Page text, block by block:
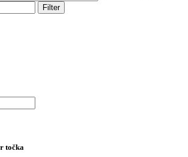
Filter
točka